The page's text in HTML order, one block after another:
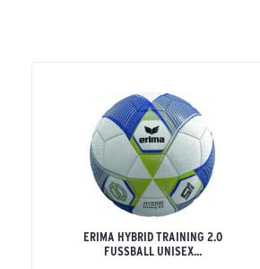
ERIMA HYBRID TRAINING 2.0
FUSSBALL UNISEX...